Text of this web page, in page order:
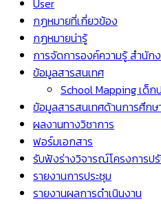
User
กฏหมายที่เกี่ยวข้อง
กฏหมายน่ารู้
การจัดการองค์ความรู้ สำนัก
ข้อมูลสารสนเทศ
School Mapping เด็ก
ข้อมูลสารสนเทศด้านการศึก
ผลงานทางวิชาการ
ฟอร์มเอกสาร
รับฟังร่างวิจารณ์โครงการป
รายงานการประชุม
รายงานผลการดำเนินงาน